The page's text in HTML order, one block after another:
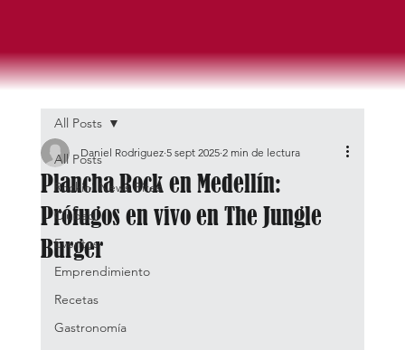
All Posts
Rockin' News Bites
Ciudad
Eventos
Emprendimiento
Recetas
Gastronomía
All Posts
Plancha Rock en Medellín:
Prófugos en vivo en The Jungle
Burger
Daniel Rodriguez 5 sept 2025 2 min de lectura